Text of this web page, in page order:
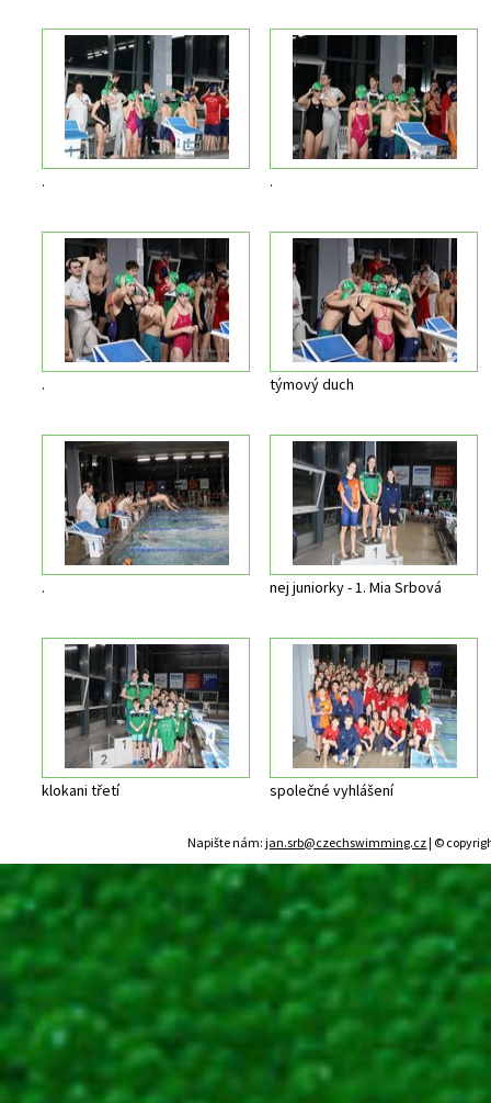
. .
. týmový duch
. nej juniorky - 1. Mia Srbová
klokani třetí společné vyhlášení
Napište nám:jan.srb@czechswimming.cz| ©